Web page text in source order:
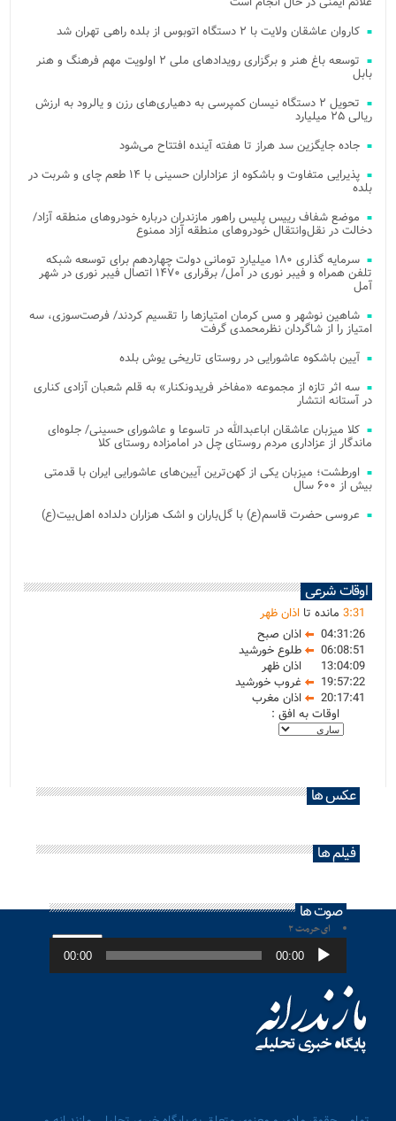
کاروان عاشقان ولایت با ۲ دستگاه اتوبوس از بلده راهی تهران شد
توسعه باغ هنر و برگزاری رویدادهای ملی ۲ اولویت مهم فرهنگ و هنر
بابل
تحویل ۲ دستگاه نیسان کمپرسی به دهیاری‌های رزن و یالرود به ارزش
ریالی ۲۵ میلیارد
جاده جایگزین سد هراز تا هفته آینده افتتاح می‌شود
پذیرایی متفاوت و باشکوه از عزاداران حسینی با ۱۴ طعم چای و شربت در
بلده
موضع شفاف رییس پلیس راهور مازندران درباره خودروهای منطقه آزاد/
دخالت در نقل‌وانتقال خودروهای منطقه آزاد ممنوع
سرمایه گذاری ۱۸۰ میلیارد تومانی دولت چهاردهم برای توسعه شبکه
تلفن همراه و فیبر نوری در آمل/ برقراری ۱۴۷۰ اتصال فیبر نوری در شهر
آمل
شاهین نوشهر و مس کرمان امتیازها را تقسیم کردند/ فرصت‌سوزی، سه
امتیاز را از شاگردان نظرمحمدی گرفت
آیین باشکوه عاشورایی در روستای تاریخی یوش بلده
سه اثر تازه از مجموعه «مفاخر فریدونکنار» به قلم شعبان آزادی کناری
در آستانه انتشار
کلا میزبان عاشقان اباعبدالله در تاسوعا و عاشورای حسینی/ جلوه‌ای
ماندگار از عزاداری مردم روستای چل در امامزاده روستای کلا
اورطشت؛ میزبان یکی از کهن‌ترین آیین‌های عاشورایی ایران با قدمتی
بیش از ۶۰۰ سال
عروسی حضرت قاسم(ع) با گل‌باران و اشک هزاران دلداده اهل‌بیت(ع)
اوقات شرعی
3:31 مانده تااذان ظهر
04:31:26
اذان صبح
06:08:51
طلوع خورشید
13:04:09
اذان ظهر
19:57:22
غروب خورشید
20:17:41
اذان مغرب
اوقات به افق :
عکس ها
فیلم ها
صوت ها
ای حرمت ۲
پخش‌کننده
صوت 00:00
00:00